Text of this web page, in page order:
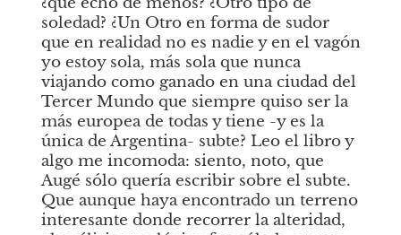
soledad? ¿Un Otro en forma de sudor
que en realidad no es nadie y en el vagón
yo estoy sola, más sola que nunca
viajando como ganado en una ciudad del
Tercer Mundo que siempre quiso ser la
más europea de todas y tiene -y es la
única de Argentina- subte? Leo el libro y
algo me incomoda: siento, noto, que
Augé sólo quería escribir sobre el subte.
Que aunque haya encontrado un terreno
interesante donde recorrer la alteridad,